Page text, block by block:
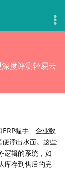
度评测轻易云
握手，企业数
便浮出水面。这些
逻辑的系统，如
库存到售后的完